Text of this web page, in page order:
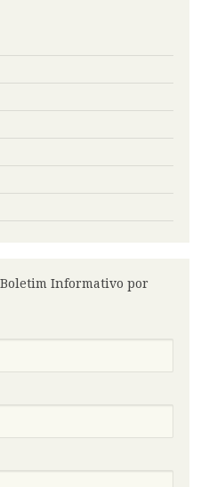
Informativo por